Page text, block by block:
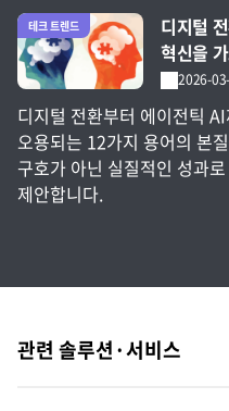
전체 글 보기
테크 트렌드
2026-
디지털
혁신을
디지털 전환부터 에이전틱
오용되는 12가지 용어의 본
구호가 아닌 실질적인 성과
제안합니다.
관련 솔루션·서비스